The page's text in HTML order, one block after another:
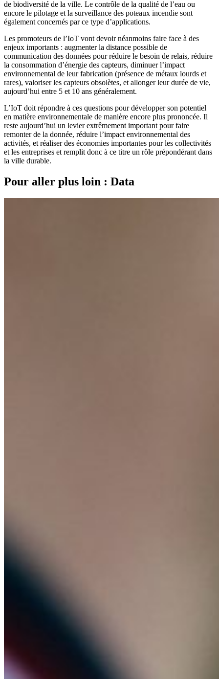
de biodiversité de la ville. Le contrôle de la qualité de l’eau ou
encore le pilotage et la surveillance des poteaux incendie sont
également concernés par ce type d’applications.
Les promoteurs de l’IoT vont devoir néanmoins faire face à des
enjeux importants : augmenter la distance possible de
communication des données pour réduire le besoin de relais, réduire
la consommation d’énergie des capteurs, diminuer l’impact
environnemental de leur fabrication (présence de métaux lourds et
rares), valoriser les capteurs obsolètes, et allonger leur durée de vie,
aujourd’hui entre 5 et 10 ans généralement.
L’IoT doit répondre à ces questions pour développer son potentiel
en matière environnementale de manière encore plus prononcée. Il
reste aujourd’hui un levier extrêmement important pour faire
remonter de la donnée, réduire l’impact environnemental des
activités, et réaliser des économies importantes pour les collectivités
et les entreprises et remplit donc à ce titre un rôle prépondérant dans
la ville durable.
Pour aller plus loin : Data